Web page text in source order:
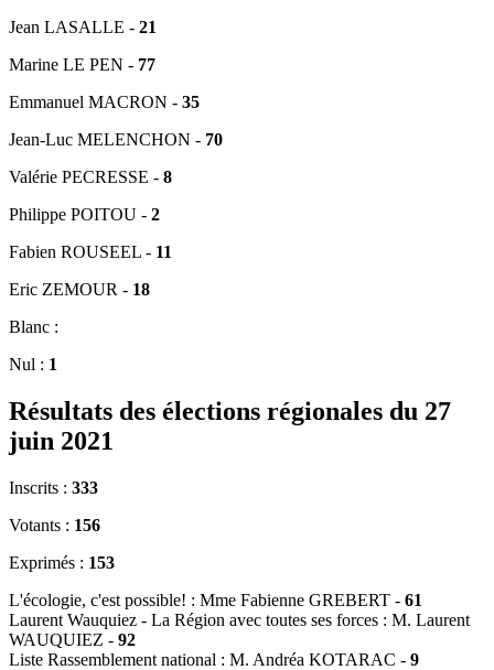
Jean LASALLE - 21
Marine LE PEN - 77
Emmanuel MACRON - 35
Jean-Luc MELENCHON - 70
Valérie PECRESSE - 8
Philippe POITOU - 2
Fabien ROUSEEL - 11
Eric ZEMOUR - 18
Blanc :
Nul : 1
Résultats des élections régionales du 27
juin 2021
Inscrits : 333
Votants : 156
Exprimés : 153
L'écologie, c'est possible! : Mme Fabienne GREBERT - 61
Laurent Wauquiez - La Région avec toutes ses forces : M. Laurent
WAUQUIEZ - 92
Liste Rassemblement national : M. Andréa KOTARAC - 9